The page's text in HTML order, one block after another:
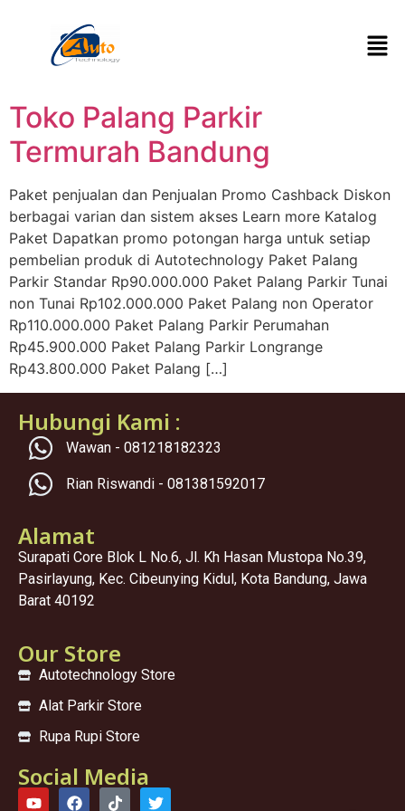
Toko Palang Parkir
Termurah Bandung
Paket penjualan dan Penjualan Promo Cashback Diskon
berbagai varian dan sistem akses Learn more Katalog
Paket Dapatkan promo potongan harga untuk setiap
pembelian produk di Autotechnology Paket Palang
Parkir Standar Rp90.000.000 Paket Palang Parkir Tunai
non Tunai Rp102.000.000 Paket Palang non Operator
Rp110.000.000 Paket Palang Parkir Perumahan
Rp45.900.000 Paket Palang Parkir Longrange
Rp43.800.000 Paket Palang […]
Hubungi Kami :
Wawan - 081218182323
Rian Riswandi - 081381592017
Alamat
Surapati Core Blok L No.6, Jl. Kh Hasan Mustopa No.39,
Pasirlayung, Kec. Cibeunying Kidul, Kota Bandung, Jawa
Barat 40192
Our Store
Autotechnology Store
Alat Parkir Store
Rupa Rupi Store
Social Media